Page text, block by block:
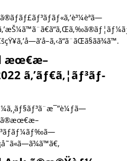
æœ€æ–
ã‚’ãƒ€ã‚¦ãƒ³ãƒ­
ã®æœ€æ–